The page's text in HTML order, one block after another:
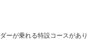
ーが乗れる特設コースがあり